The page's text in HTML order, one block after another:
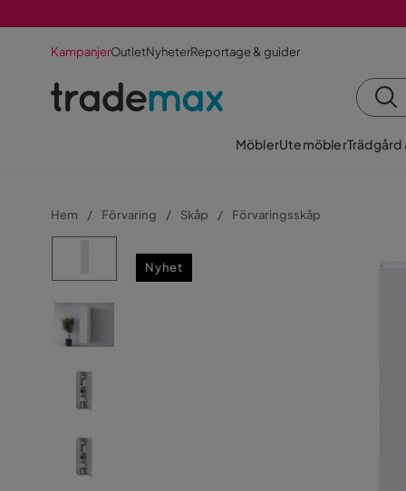
KampanjerOutletNyheterReportage & guider
MöblerUtemöblerTrädgård
Hem Förvaring Skåp Förvaringsskåp
Nyhet